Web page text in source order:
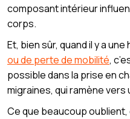
composant intérieur
corps.
Et, bien sûr, quand il y a
ou de perte de mobilité,
possible dans la prise en
migraines, qui ramène
Ce que beaucoup oublient,